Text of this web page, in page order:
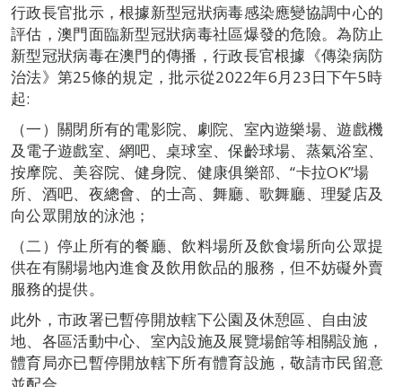
行政長官批示，根據新型冠狀病毒感染應變協調中心的
評估，澳門面臨新型冠狀病毒社區爆發的危險。為防止
新型冠狀病毒在澳門的傳播，行政長官根據《傳染病防
治法》第25條的規定，批示從2022年6月23日下午5時
起:
（一）關閉所有的電影院、劇院、室內遊樂場、遊戲機
及電子遊戲室、網吧、桌球室、保齡球場、蒸氣浴室、
按摩院、美容院、健身院、健康俱樂部、“卡拉OK”場
所、酒吧、夜總會、的士高、舞廳、歌舞廳、理髮店及
向公眾開放的泳池；
（二）停止所有的餐廳、飲料場所及飲食場所向公眾提
供在有關場地內進食及飲用飲品的服務，但不妨礙外賣
服務的提供。
此外，市政署已暫停開放轄下公園及休憩區、自由波
地、各區活動中心、室內設施及展覽場館等相關設施，
體育局亦已暫停開放轄下所有體育設施，敬請市民留意